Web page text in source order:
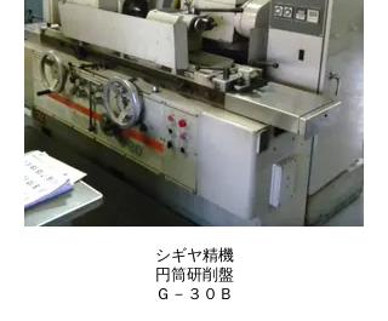
シギヤ精機
円筒研削盤
Ｇ－３０Ｂ